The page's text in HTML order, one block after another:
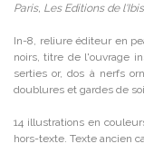
Paris, Les Editions de
In-8, reliure éditeur en
noirs, titre de l'ouvrage
serties or, dos à nerfs
doublures et gardes de
14 illustrations en
hors-texte. Texte ancien